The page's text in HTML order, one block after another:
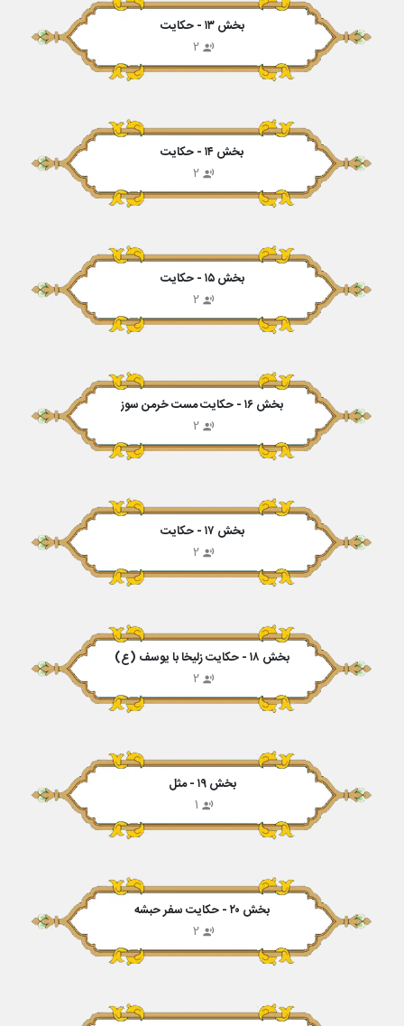
بخش ۱۳ - حکایت
2
بخش ۱۴ - حکایت
2
بخش ۱۵ - حکایت
2
بخش ۱۶ - حکایت مست خرمن سوز
2
بخش ۱۷ - حکایت
2
بخش ۱۸ - حکایت زلیخا با یوسف (ع)
2
بخش ۱۹ - مثل
1
بخش ۲۰ - حکایت سفر حبشه
2